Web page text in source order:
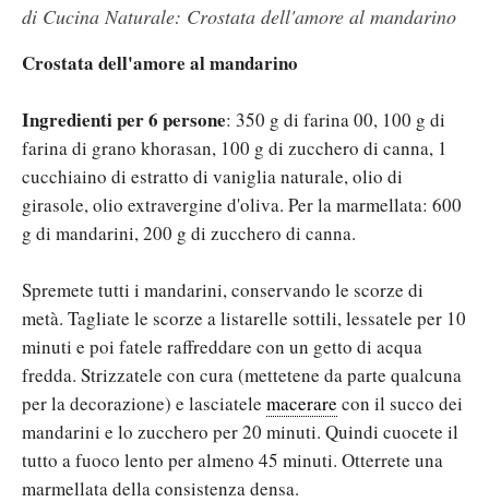
di Cucina Naturale: Crostata dell'amore al mandarino
Crostata dell'amore al mandarino
Ingredienti per 6 persone: 350 g di farina 00, 100 g di
farina di grano khorasan, 100 g di zucchero di canna, 1
cucchiaino di estratto di vaniglia naturale, olio di
girasole, olio extravergine d'oliva. Per la marmellata: 600
g di mandarini, 200 g di zucchero di canna.
Spremete tutti i mandarini, conservando le scorze di
metà. Tagliate le scorze a listarelle sottili, lessatele per 10
minuti e poi fatele raffreddare con un getto di acqua
fredda. Strizzatele con cura (mettetene da parte qualcuna
per la decorazione) e lasciatele macerare con il succo dei
mandarini e lo zucchero per 20 minuti. Quindi cuocete il
tutto a fuoco lento per almeno 45 minuti. Otterrete una
marmellata della consistenza densa.